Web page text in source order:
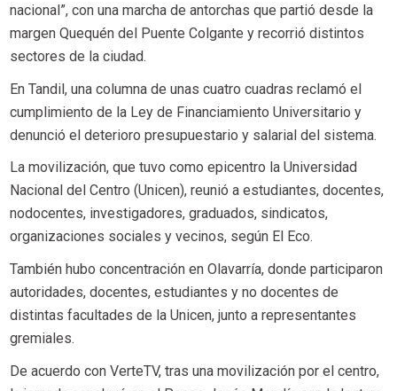
nacional”, con una marcha de antorchas que partió desde la
margen Quequén del Puente Colgante y recorrió distintos
sectores de la ciudad.
En Tandil, una columna de unas cuatro cuadras reclamó el
cumplimiento de la Ley de Financiamiento Universitario y
denunció el deterioro presupuestario y salarial del sistema.
La movilización, que tuvo como epicentro la Universidad
Nacional del Centro (Unicen), reunió a estudiantes, docentes,
nodocentes, investigadores, graduados, sindicatos,
organizaciones sociales y vecinos, según El Eco.
También hubo concentración en Olavarría, donde participaron
autoridades, docentes, estudiantes y no docentes de
distintas facultades de la Unicen, junto a representantes
gremiales.
De acuerdo con VerteTV, tras una movilización por el centro,